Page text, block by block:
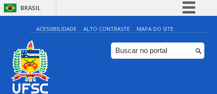
BRASIL
Simplifique!
Comunica BR
Participe
ACESSIBILIDADE ALTO CONTRASTE MAPA DO SITE